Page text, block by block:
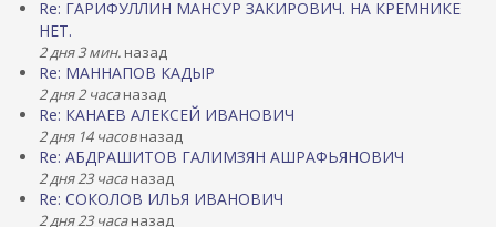
Re: ГАРИФУЛЛИН МАНСУР ЗАКИРОВИЧ. НА КРЕМНИКЕ
НЕТ.
2 дня 3 мин. назад
Re: МАННАПОВ КАДЫР
2 дня 2 часаназад
Re: КАНАЕВ АЛЕКСЕЙ ИВАНОВИЧ
2 дня 14 часовназад
Re: АБДРАШИТОВ ГАЛИМЗЯН АШРАФЬЯНОВИЧ
2 дня 23 часаназад
Re: СОКОЛОВ ИЛЬЯ ИВАНОВИЧ
2 дня 23 часаназад